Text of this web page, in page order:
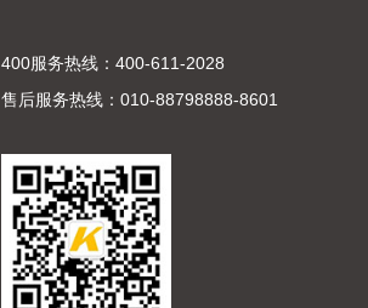
400服务热线：400-611-2028
售后服务热线：010-88798888-8601